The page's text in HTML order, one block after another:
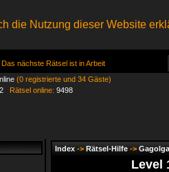
die Nutzung dieser Website
Das nächste Rätsel ist in Arbeit
(0 registrierte und 34 Gäste)
Rätsel online: 9498
Index -> Rätsel-Hilfe ->
Level